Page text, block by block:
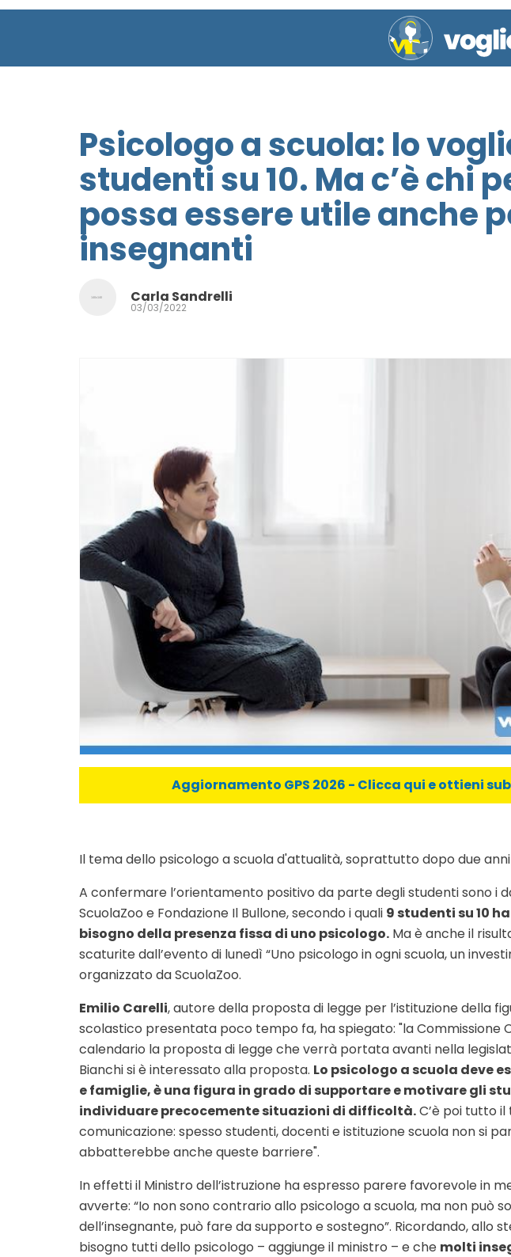
Psicologo a scuola: lo
studenti su 10. Ma c’è chi
possa essere utile anche
insegnanti
Carla Sandrelli
03/03/2022
Aggiornamento GPS 2026 - Clicca qui e ottieni
Il tema dello psicologo a scuola d'attualità, soprattutto dopo due
A confermare l’orientamento positivo da parte degli studenti sono i
ScuolaZoo e Fondazione Il Bullone, secondo i quali 9 studenti su 10
bisogno della presenza fissa di uno psicologo. Ma è anche il
scaturite dall’evento di lunedì “Uno psicologo in ogni scuola, un
organizzato da ScuolaZoo.
Emilio Carelli, autore della proposta di legge per l’istituzione della
scolastico presentata poco tempo fa, ha spiegato: "la Commissione
calendario la proposta di legge che verrà portata avanti nella
Bianchi si è interessato alla proposta. Lo psicologo a scuola deve
e famiglie, è una figura in grado di supportare e motivare gli
individuare precocemente situazioni di difficoltà.C’è poi tutto
comunicazione: spesso studenti, docenti e istituzione scuola non si
abbatterebbe anche queste barriere".
In effetti il Ministro dell’istruzione ha espresso parere favorevole in
avverte: “Io non sono contrario allo psicologo a scuola, ma non può
dell’insegnante, può fare da supporto e sostegno”. Ricordando, allo
bisogno tutti dello psicologo – aggiunge il ministro – e che molti